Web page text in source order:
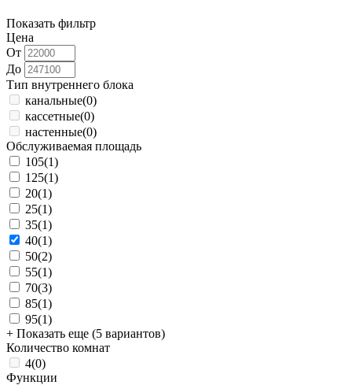
Показать фильтр
Цена
От
До
Тип внутреннего блока
канальные(0)
кассетные(0)
настенные(0)
Обслуживаемая площадь
105(1)
125(1)
20(1)
25(1)
35(1)
40(1)
50(2)
55(1)
70(3)
85(1)
95(1)
+ Показать еще (5 вариантов)
Количество комнат
4(0)
Функции